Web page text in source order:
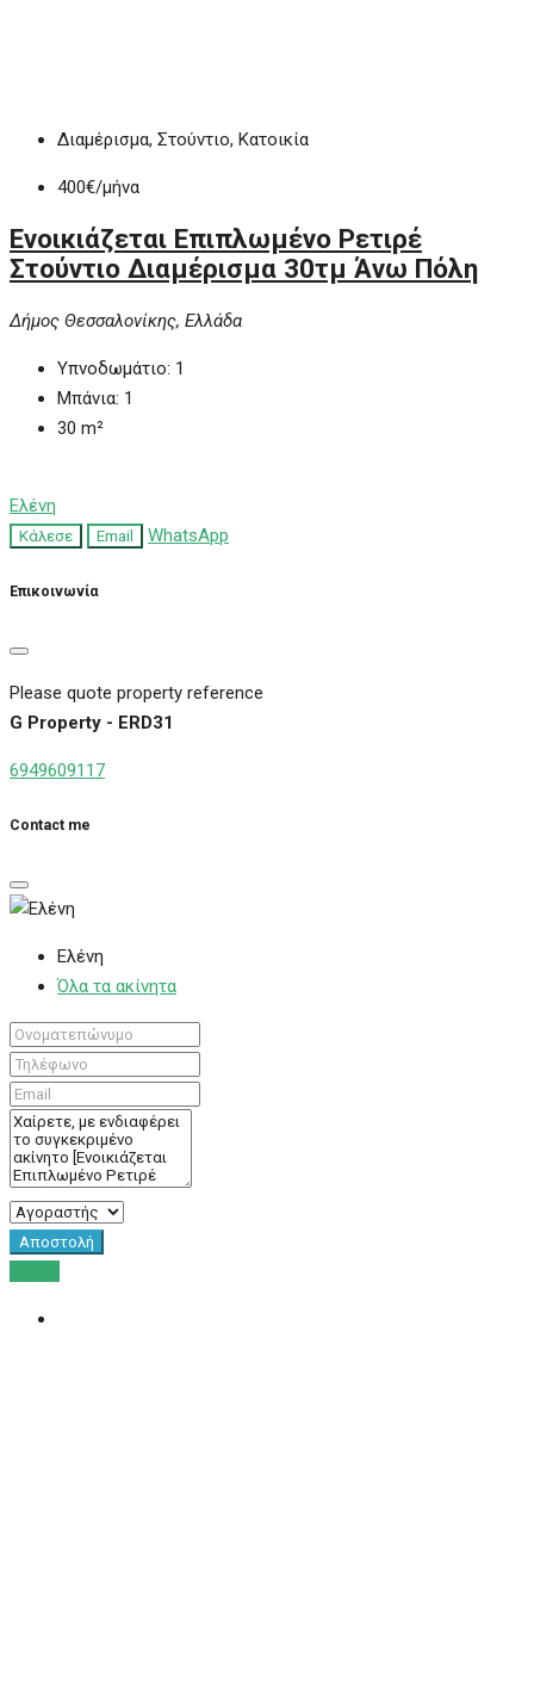
Διαμέρισμα, Στούντιο, Κατοικία
400€/μήνα
Ενοικιάζεται Eπιπλωμένο Ρετιρέ
Στούντιο Διαμέρισμα 30τμ Άνω Πόλη
Δήμος Θεσσαλονίκης, Ελλάδα
Υπνοδωμάτιο: 1
Μπάνια: 1
30 m²
Ελένη
Κάλεσε Email WhatsApp
Επικοινωνία
Please quote property reference
G Property - ERD31
6949609117
Contact me
Ελένη
Όλα τα ακίνητα
Αποστολή